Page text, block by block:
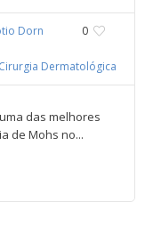
0
Dorn
Cirurgia Dermatológica
das melhores
de Mohs no...